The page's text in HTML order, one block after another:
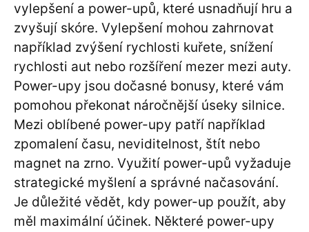
vylepšení a power-upů, které usnadňují hru a
zvyšují skóre. Vylepšení mohou zahrnovat
například zvýšení rychlosti kuřete, snížení
rychlosti aut nebo rozšíření mezer mezi auty.
Power-upy jsou dočasné bonusy, které vám
pomohou překonat náročnější úseky silnice.
Mezi oblíbené power-upy patří například
zpomalení času, neviditelnost, štít nebo
magnet na zrno. Využití power-upů vyžaduje
strategické myšlení a správné načasování.
Je důležité vědět, kdy power-up použít, aby
měl maximální účinek. Některé power-upy